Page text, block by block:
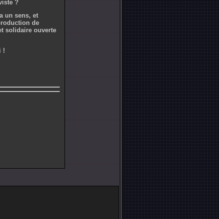
?
un sens, et
de
solidaire ouverte
!